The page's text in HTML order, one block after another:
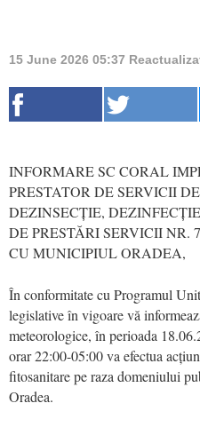
15 June 2026 05:37
INFORMARE SC CORAL
PRESTATOR DE SERVICII
DEZINSECȚIE,
DE PRESTĂRI SERVICII NR.
CU MUNICIPIUL ORADEA,
În conformitate cu Programul
legislative în vigoare vă
meteorologice, în perioada
orar 22:00-05:00 va efectua
fitosanitare pe raza domeniului
Oradea.